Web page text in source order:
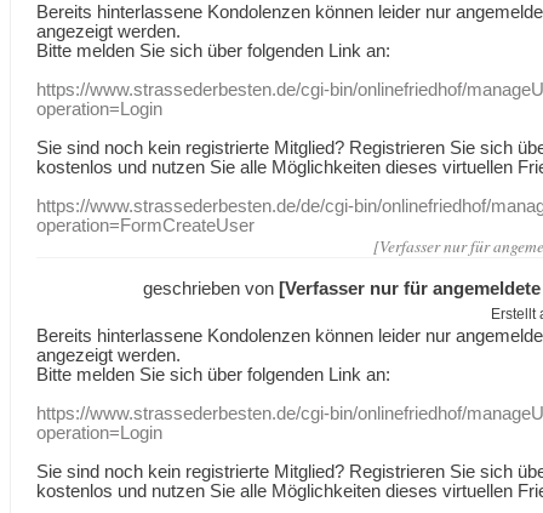
Bereits hinterlassene Kondolenzen können leider nur
angezeigt werden.
Bitte melden Sie sich über folgenden Link an:
https://www.strassederbesten.de/cgi-bin/onlinefriedhof/
operation=Login
Sie sind noch kein registrierte Mitglied? Registrieren Sie sich
kostenlos und nutzen Sie alle Möglichkeiten dieses virtuellen
https://www.strassederbesten.de/de/cgi-bin/onlinefriedhof/
operation=FormCreateUser
[Verfasser nur für
geschrieben von [Verfasser nur für
Erstellt
Bereits hinterlassene Kondolenzen können leider nur
angezeigt werden.
Bitte melden Sie sich über folgenden Link an:
https://www.strassederbesten.de/cgi-bin/onlinefriedhof/
operation=Login
Sie sind noch kein registrierte Mitglied? Registrieren Sie sich
kostenlos und nutzen Sie alle Möglichkeiten dieses virtuellen